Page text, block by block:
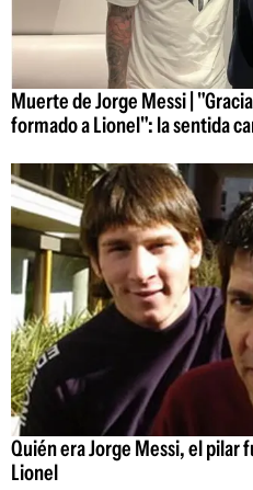
Muerte de Jorge Messi |
formado a Lionel": la sentida
Quién era Jorge Messi, el pilar
Lionel